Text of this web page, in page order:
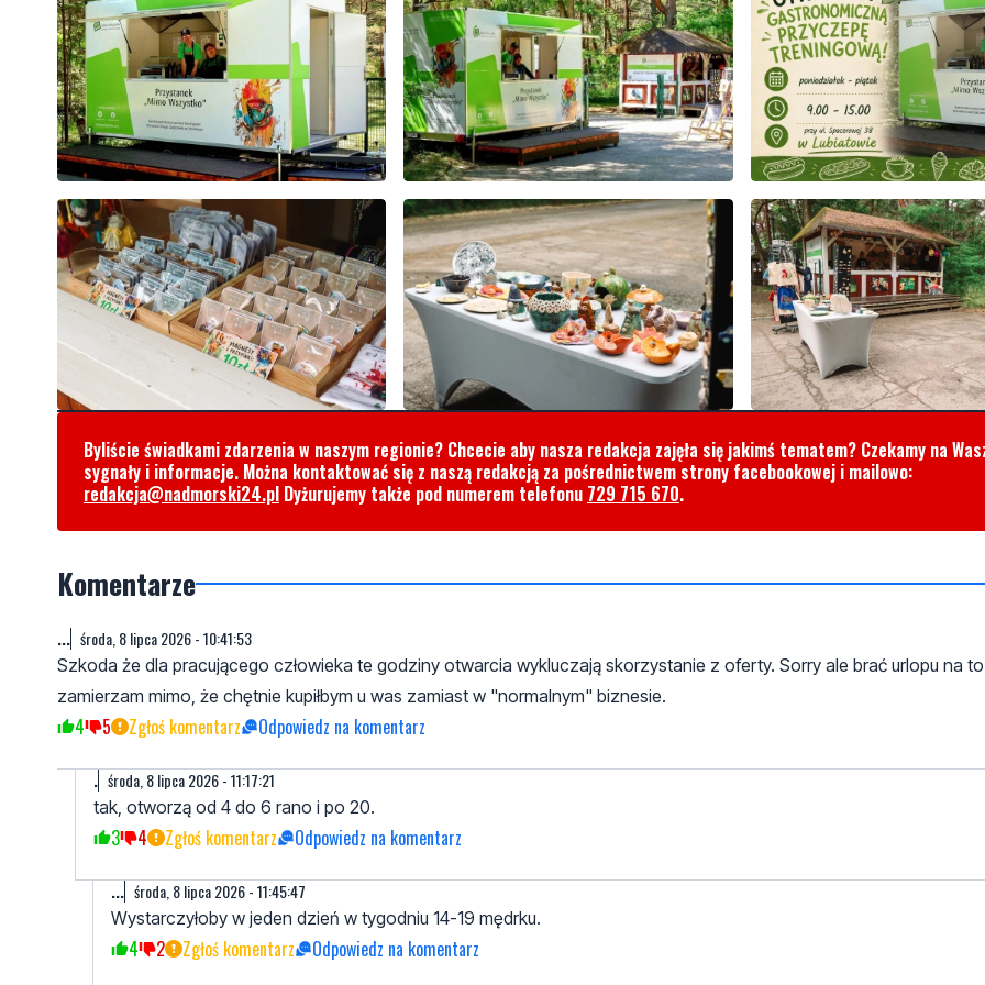
Byliście świadkami zdarzenia w naszym regionie? Chcecie aby nasza redakcja zajęła się jakimś tematem? Czekamy na
sygnały i informacje. Można kontaktować się z naszą redakcją za pośrednictwem strony facebookowej i mailowo:
redakcja@nadmorski24.pl Dyżurujemy także pod numerem telefonu 729 715 670.
Komentarze
... środa, 8 lipca 2026 - 10:41:53
Szkoda że dla pracującego człowieka te godziny otwarcia wykluczają skorzystanie z oferty. Sorry ale brać urlopu na
zamierzam mimo, że chętnie kupiłbym u was zamiast w "normalnym" biznesie.
4 5 Zgłoś komentarz Odpowiedz na komentarz
. środa, 8 lipca 2026 - 11:17:21
tak, otworzą od 4 do 6 rano i po 20.
3 4 Zgłoś komentarz Odpowiedz na komentarz
... środa, 8 lipca 2026 - 11:45:47
Wystarczyłoby w jeden dzień w tygodniu 14-19 mędrku.
4 2 Zgłoś komentarz Odpowiedz na komentarz